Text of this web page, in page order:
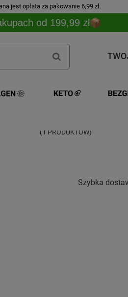
jest opłata za pakowanie 6,99 zł.
od 199,99 zł
(1 PRODUKTÓW)
Szybka